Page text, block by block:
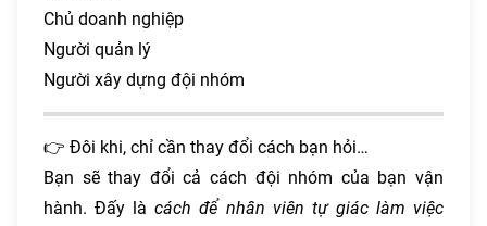
Chủ doanh nghiệp
Người quản lý
Người xây dựng đội nhóm
👉 Đôi khi, chỉ cần thay đổi cách bạn hỏi…
Bạn sẽ thay đổi cả cách đội nhóm của bạn vận
hành. Đấy làcách để nhân viên tự giác làm việc